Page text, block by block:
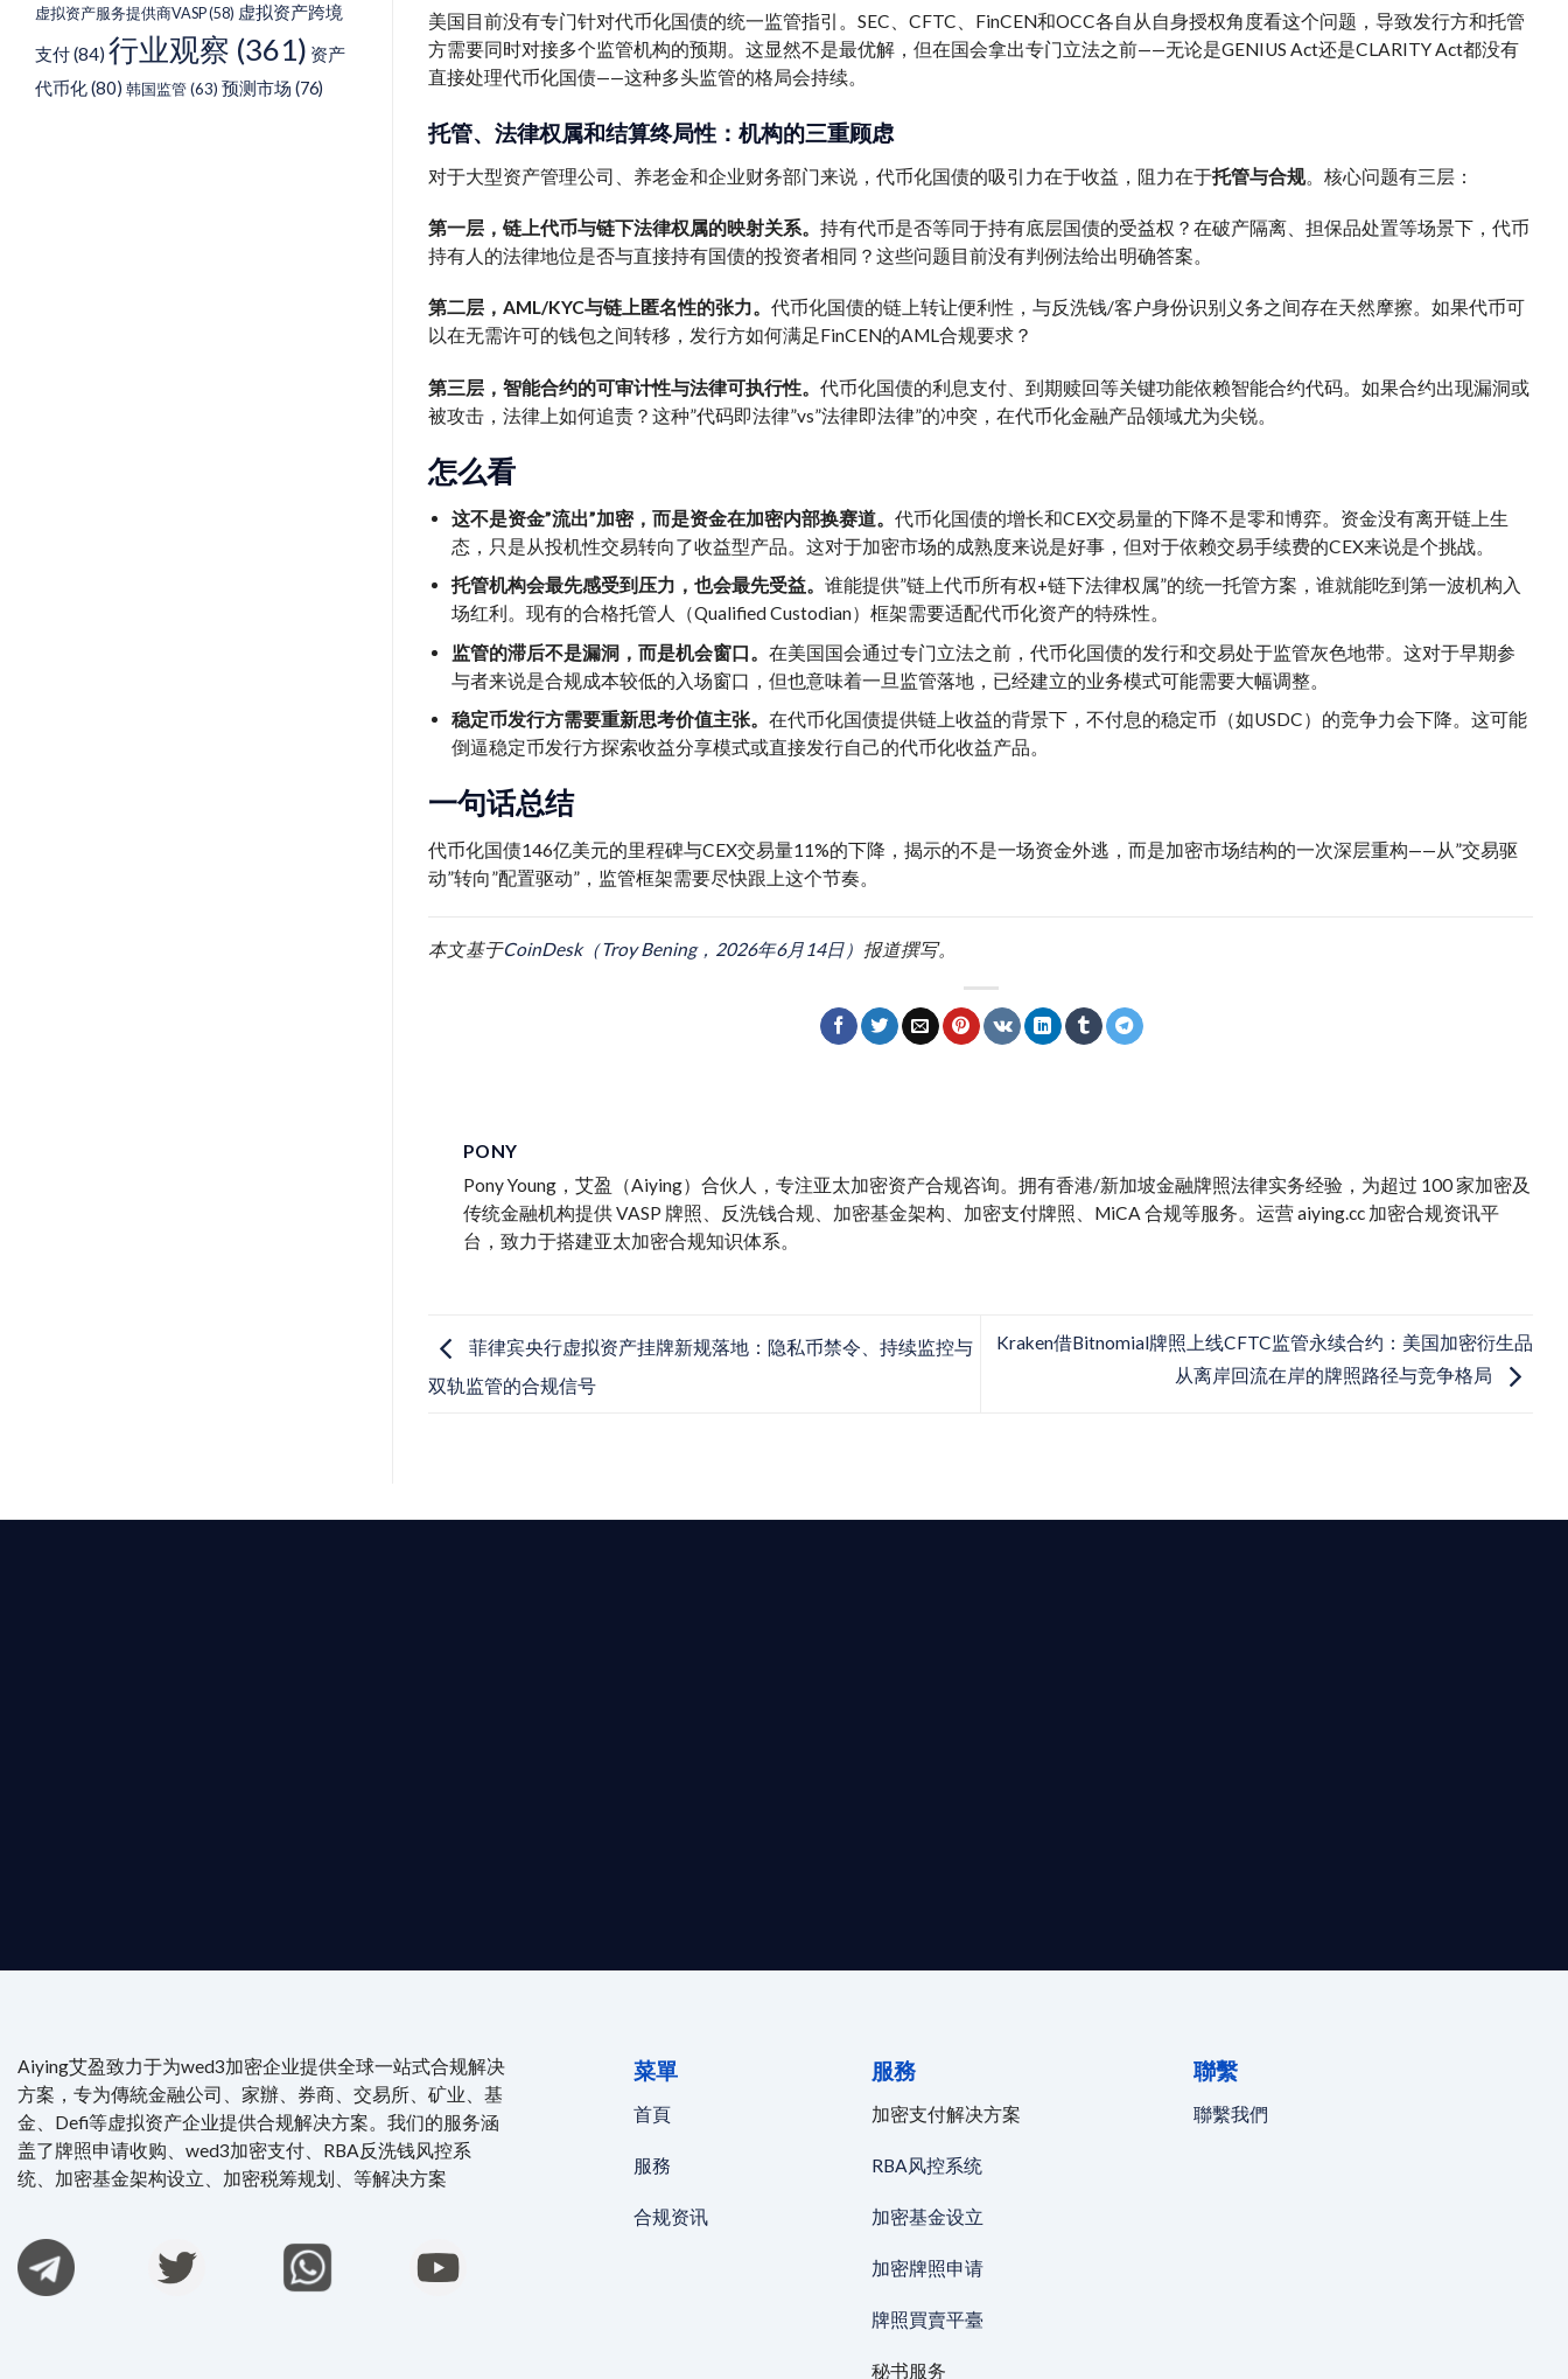
虚拟资产服务提供商VASP(58) 虚拟资产跨境
支付(84) 行业观察 (361) 资产
代币化(80) 韩国监管(63) 预测市场 (76)
美国目前没有专门针对代币化国债的统一监管指引。SEC、CFTC、FinCEN和OCC各自从自身授权角度看这个问题，导致发行方和托管
方需要同时对接多个监管机构的预期。这显然不是最优解，但在国会拿出专门立法之前——无论是GENIUS Act还是CLARITY Act都没有
直接处理代币化国债——这种多头监管的格局会持续。
托管、法律权属和结算终局性：机构的三重顾虑
对于大型资产管理公司、养老金和企业财务部门来说，代币化国债的吸引力在于收益，阻力在于托管与合规。核心问题有三层：
第一层，链上代币与链下法律权属的映射关系。 持有代币是否等同于持有底层国债的受益权？在破产隔离、担保品处置等场景下，代币
持有人的法律地位是否与直接持有国债的投资者相同？这些问题目前没有判例法给出明确答案。
第二层，AML/KYC与链上匿名性的张力。 代币化国债的链上转让便利性，与反洗钱/客户身份识别义务之间存在天然摩擦。如果代币可
以在无需许可的钱包之间转移，发行方如何满足FinCEN的AML合规要求？
第三层，智能合约的可审计性与法律可执行性。 代币化国债的利息支付、到期赎回等关键功能依赖智能合约代码。如果合约出现漏洞或
被攻击，法律上如何追责？这种”代码即法律”vs”法律即法律”的冲突，在代币化金融产品领域尤为尖锐。
怎么看
这不是资金”流出”加密，而是资金在加密内部换赛道。代币化国债的增长和CEX交易量的下降不是零和博弈。资金没有离开链上生
态，只是从投机性交易转向了收益型产品。这对于加密市场的成熟度来说是好事，但对于依赖交易手续费的CEX来说是个挑战。
托管机构会最先感受到压力，也会最先受益。谁能提供”链上代币所有权+链下法律权属”的统一托管方案，谁就能吃到第一波机构入
场红利。现有的合格托管人（Qualified Custodian）框架需要适配代币化资产的特殊性。
监管的滞后不是漏洞，而是机会窗口。在美国国会通过专门立法之前，代币化国债的发行和交易处于监管灰色地带。这对于早期参
与者来说是合规成本较低的入场窗口，但也意味着一旦监管落地，已经建立的业务模式可能需要大幅调整。
稳定币发行方需要重新思考价值主张。在代币化国债提供链上收益的背景下，不付息的稳定币（如USDC）的竞争力会下降。这可能
倒逼稳定币发行方探索收益分享模式或直接发行自己的代币化收益产品。
一句话总结
代币化国债146亿美元的里程碑与CEX交易量11%的下降，揭示的不是一场资金外逃，而是加密市场结构的一次深层重构——从”交易驱
动”转向”配置驱动”，监管框架需要尽快跟上这个节奏。
本文基于CoinDesk（Troy Bening，2026年6月14日） 报道撰写。
PONY
Pony Young，艾盈（Aiying）合伙人，专注亚太加密资产合规咨询。拥有香港/新加坡金融牌照法律实务经验，为超过 100 家加密及
传统金融机构提供 VASP 牌照、反洗钱合规、加密基金架构、加密支付牌照、MiCA 合规等服务。运营 aiying.cc 加密合规资讯平
台，致力于搭建亚太加密合规知识体系。
菲律宾央行虚拟资产挂牌新规落地：隐私币禁令、持续监控与
双轨监管的合规信号
Kraken借Bitnomial牌照上线CFTC监管永续合约：美国加密衍生品
从离岸回流在岸的牌照路径与竞争格局
Aiying艾盈致力于为wed3加密企业提供全球一站式合规解决
方案，专为傳統金融公司、家辦、券商、交易所、矿业、基
金、Defi等虚拟资产企业提供合规解决方案。我们的服务涵
盖了牌照申请收购、wed3加密支付、RBA反洗钱风控系
统、加密基金架构设立、加密税筹规划、等解决方案
菜單
首頁
服務
合规资讯
服務
加密支付解决方案
RBA风控系统
加密基金设立
加密牌照申请
牌照買賣平臺
秘书服务
聯繫
聯繫我們